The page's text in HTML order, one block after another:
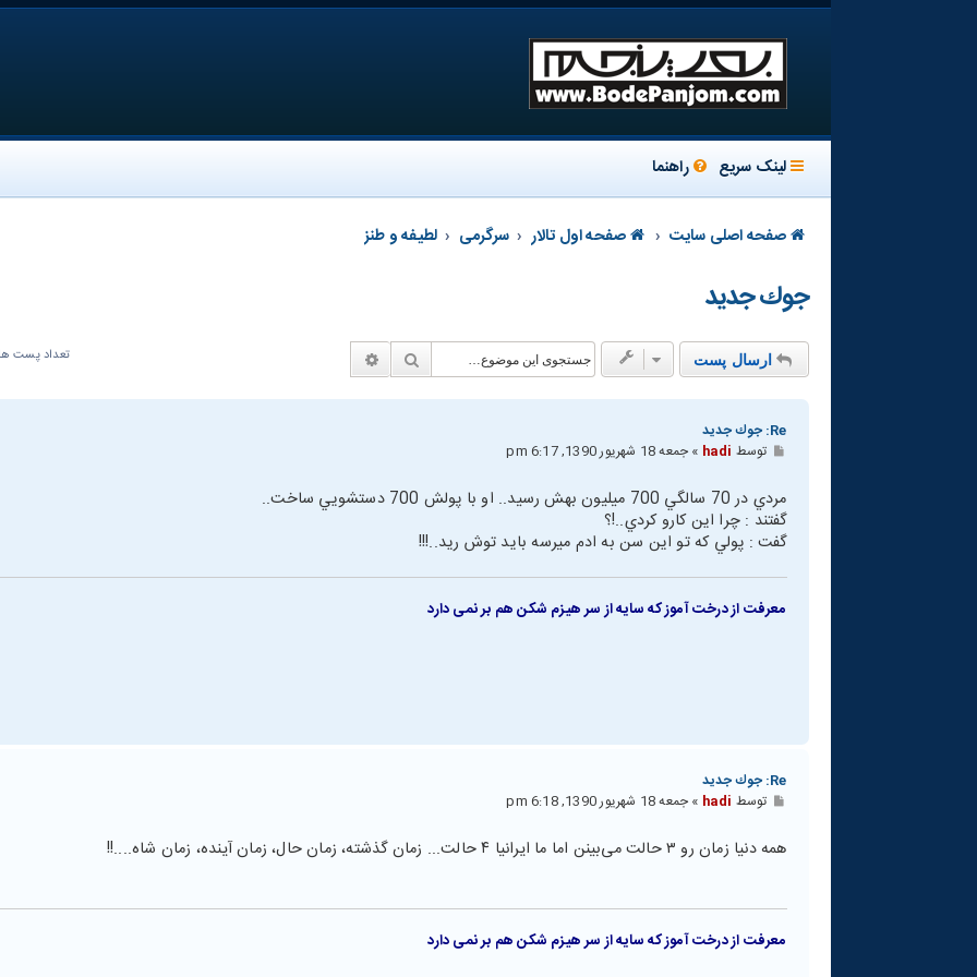
لینک سریع راهنما
صفحه اصلی سایت صفحه اول تالار سرگرمی لطیفه و طنز
جوك جديد
ارسال پست جستجو تعداد پست
Re: جوك جديد
پ
س
توسط hadi
» جمعه 18 شهریور 1390, 6:17 pm
مردي در 70 سالگي 700 ميليون بهش رسيد.. او با پولش 700 دستشويي ساخت..
گفتند : چرا اين کارو کردي..!؟
گفت : پولي که تو اين سن به ادم ميرسه بايد توش ريد..!!!
معرفت از درخت آموز که سایه از سر هیزم شکن هم بر نمی دارد
Re: جوك جديد
پ
س
توسط hadi
» جمعه 18 شهریور 1390, 6:18 pm
همه دنیا زمان رو ۳ حالت می‌بینن اما ما ایرانیا ۴ حالت... زمان گذشته، زمان حال، زمان آینده، زمان شاه....!!
معرفت از درخت آموز که سایه از سر هیزم شکن هم بر نمی دارد